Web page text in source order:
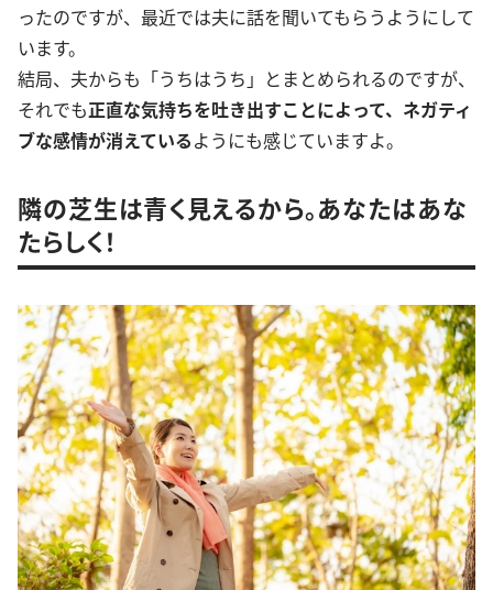
ったのですが、最近では夫に話を聞いてもらうようにして
います。
結局、夫からも「うちはうち」とまとめられるのですが、
それでも正直な気持ちを吐き出すことによって、ネガティ
ブな感情が消えているようにも感じていますよ。
隣の芝生は青く見えるから。あなたはあな
たらしく！